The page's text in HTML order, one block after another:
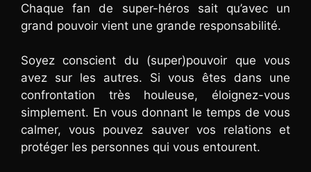
Chaque fan de super-héros sait qu’avec un
grand pouvoir vient une grande responsabilité.
Soyez conscient du (super)pouvoir que vous
avez sur les autres. Si vous êtes dans une
confrontation très houleuse, éloignez-vous
simplement. En vous donnant le temps de vous
calmer, vous pouvez sauver vos relations et
protéger les personnes qui vous entourent.